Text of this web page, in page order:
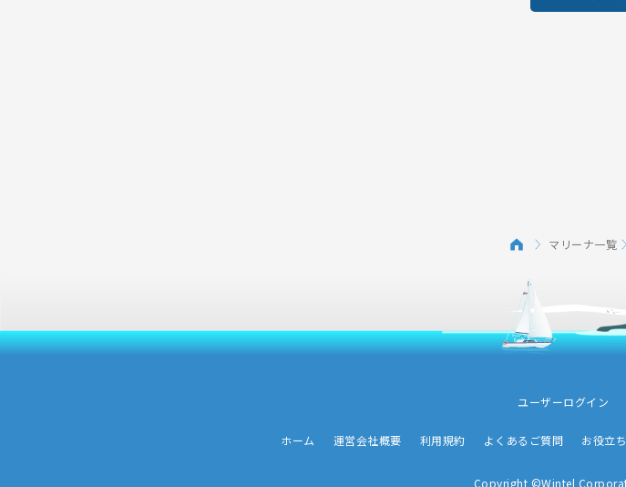
マリーナ一覧
ユーザーログイン
ホーム 運営会社概要 利用規約 よくあるご質問 お役立
Copyright ©Wintel